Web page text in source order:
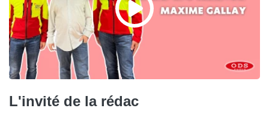
L'invité de la rédac